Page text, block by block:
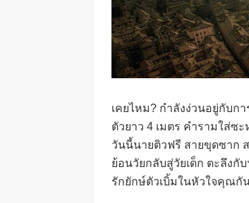
เคยไหม? กำลังง่วนอยู่กับ
ตัวยาว 4 เมตร คำรามใส่
วันนี้นายติวฟรี สายขุดซาก
ย้อนวัยกลับสู่วัยเด็ก ตะลึงกั
รักยักษ์ตัวเบิ้มในหัวใจคุณกัน